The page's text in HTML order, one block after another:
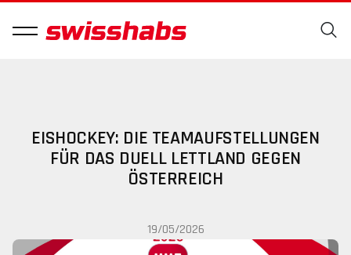
EISHOCKEY: DIE TEAMAUFSTELLUNGEN
FÜR DAS DUELL LETTLAND GEGEN
ÖSTERREICH
19/05/2026